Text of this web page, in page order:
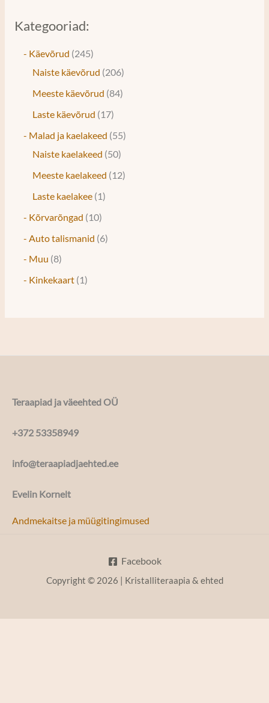
Kategooriad:
- Käevõrud 245
Naiste käevõrud 206
Meeste käevõrud 84
Laste käevõrud
17
- Malad ja kaelakeed 55
Naiste kaelakeed 50
Meeste kaelakeed
12
Laste kaelakee 1
- Kõrvarõngad
10
- Auto talismanid 6
- Muu 8
- Kinkekaart 1
Teraapiad ja väeehted OÜ
+372 53358949
info@teraapiadjaehted.ee
Evelin Kornelt
Andmekaitse ja müügitingimused
Facebook
Copyright © 2026 | Kristalliteraapia & ehted